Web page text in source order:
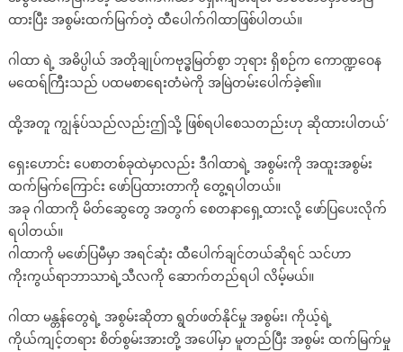
လို
ထီပေါက်
တဲ့
တော်
ထားပြီး အစွမ်းထက်မြက်တဲ့ ထီပေါက်ဂါထာဖြစ်ပါတယ်။
ဂါထာ ရဲ့ အဓိပ္ပါယ် အတိုချုပ်ကဗုဒ္ဓမြတ်စွာ ဘုရား ရှိစဉ်က ကောဏ္ဍဝေန
မထေရ်ကြီးသည် ပထမစာရေးတံမဲကို အမြဲတမ်းပေါက်ခဲ့၏။
ထို့အတူ ကျွန်ုပ်သည်လည်းဤသို့ ဖြစ်ရပါစေသတည်းဟု ဆိုထားပါတယ်’
ရှေးဟောင်း ပေစာတစ်ခုထဲမှာလည်း ဒီဂါထာရဲ့ အစွမ်းကို အထူးအစွမ်း
ထက်မြက်ကြောင်း ဖော်ပြထားတာကို တွေ့ရပါတယ်။
အခု ဂါထာကို မိတ်ဆွေတွေ အတွက် စေတနာရှေ့ထားလို့ ဖော်ပြပေးလိုက်
ရပါတယ်။
ဂါထာကို မဖော်ပြမီမှာ အရင်ဆုံး ထီပေါက်ချင်တယ်ဆိုရင် သင်ဟာ
ကိုးကွယ်ရာဘာသာရဲ့သီလကို ဆောက်တည်ရပါ လိမ့်မယ်။
ဂါထာ မန္တန်တွေရဲ့ အစွမ်းဆိုတာ ရွတ်ဖတ်နိုင်မှု အစွမ်း၊ ကိုယ့်ရဲ့
ကိုယ်ကျင့်တရား စိတ်စွမ်းအားတို့ အပေါ်မှာ မူတည်ပြီး အစွမ်း ထက်မြက်မှု